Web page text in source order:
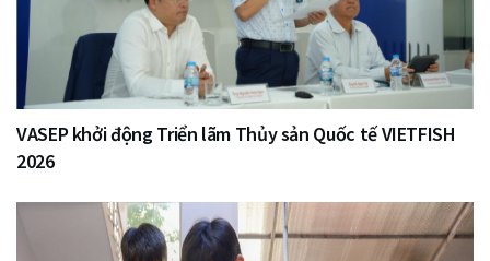
VASEP khởi động Triển lãm Thủy sản Quốc tế VIETFISH
2026